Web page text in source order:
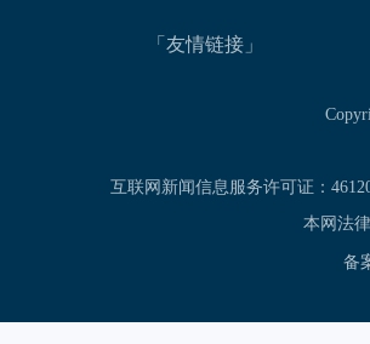
「友情链接」
互联网新闻信息服务许可证：
本网法
备